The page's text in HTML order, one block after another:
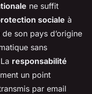
ne suffit
sociale à
son pays d’origine
sans
responsabilité
un point
par email